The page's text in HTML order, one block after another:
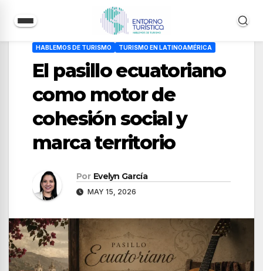
contenido
HABLEMOS DE TURISMO TURISMO EN LATINOAMÉRICA
El pasillo ecuatoriano
como motor de
cohesión social y
marca territorio
Por Evelyn García
MAY 15, 2026